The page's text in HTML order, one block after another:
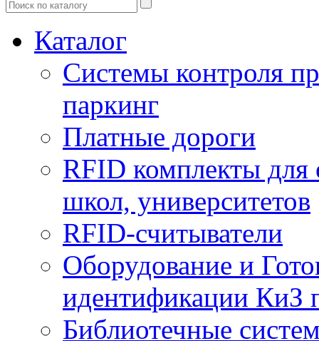
Каталог
Системы контроля
паркинг
Платные дороги
RFID комплекты для
школ, университетов
RFID-считыватели
Оборудование и
идентификации
Библиотечные